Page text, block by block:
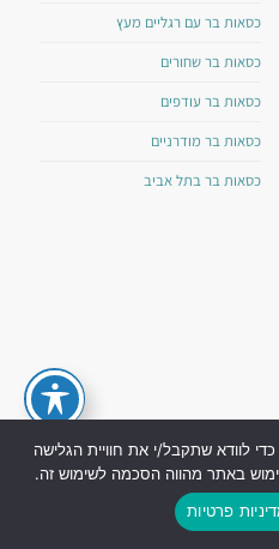
כסאות בר עם רגליים מעץ
כסאות בר שחורים
כסאות בר עודפים
כסאות בר מודרניים
כסאות בר בתל אביב
אנחנו משתמשים בקובצי Cookies כדי לוודא שתקבל/י את חוויית הגלישה
באתר מהווה הסכמה לשימוש זה.
פרטיות